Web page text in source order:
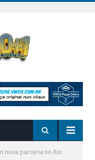
nova parceria no Rio